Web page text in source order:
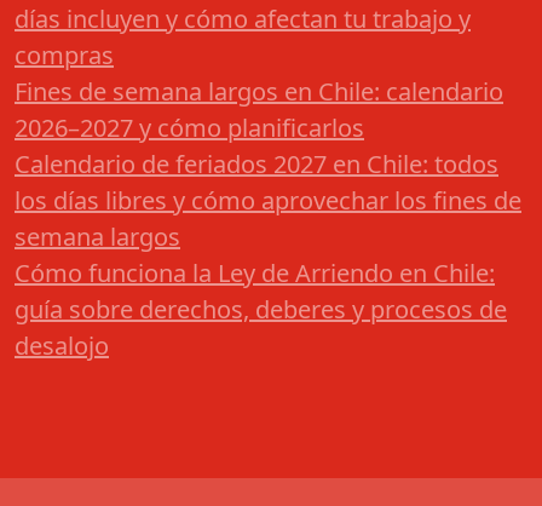
días incluyen y cómo afectan tu trabajo y
compras
Fines de semana largos en Chile: calendario
2026–2027 y cómo planificarlos
Calendario de feriados 2027 en Chile: todos
los días libres y cómo aprovechar los fines de
semana largos
Cómo funciona la Ley de Arriendo en Chile:
guía sobre derechos, deberes y procesos de
desalojo